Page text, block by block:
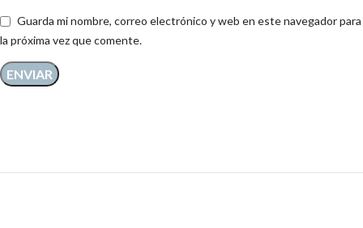
Guarda mi nombre, correo electrónico y web en este navegador para
la próxima vez que comente.